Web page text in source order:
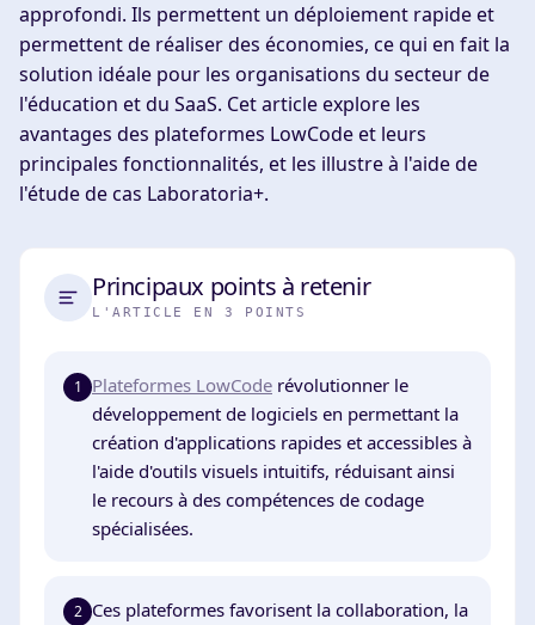
approfondi. Ils permettent un déploiement rapide et
permettent de réaliser des économies, ce qui en fait la
solution idéale pour les organisations du secteur de
l'éducation et du SaaS. Cet article explore les
avantages des plateformes LowCode et leurs
principales fonctionnalités, et les illustre à l'aide de
l'étude de cas Laboratoria+.
Principaux points à retenir
L'ARTICLE EN 3 POINTS
1 Plateformes LowCode révolutionner le
développement de logiciels en permettant la
création d'applications rapides et accessibles à
l'aide d'outils visuels intuitifs, réduisant ainsi
le recours à des compétences de codage
spécialisées.
2 Ces plateformes favorisent la collaboration, la